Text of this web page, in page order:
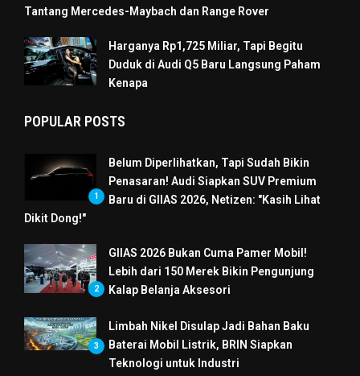
Tantang Mercedes-Maybach dan Range Rover
Harganya Rp1,725 Miliar, Tapi Begitu
Duduk di Audi Q5 Baru Langsung Paham
Kenapa
POPULAR POSTS
1
Belum Diperlihatkan, Tapi Sudah Bikin
Penasaran! Audi Siapkan SUV Premium
Baru di GIIAS 2026, Netizen: "Kasih Lihat
Dikit Dong!"
2
GIIAS 2026 Bukan Cuma Pamer Mobil!
Lebih dari 150 Merek Bikin Pengunjung
Kalap Belanja Aksesori
3
Limbah Nikel Disulap Jadi Bahan Baku
Baterai Mobil Listrik, BRIN Siapkan
Teknologi untuk Industri